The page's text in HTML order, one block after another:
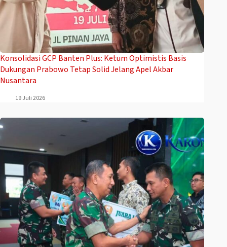
Konsolidasi GCP Banten Plus: Ketum Optimistis Basis
Dukungan Prabowo Tetap Solid Jelang Apel Akbar
Nusantara
19 Juli 2026